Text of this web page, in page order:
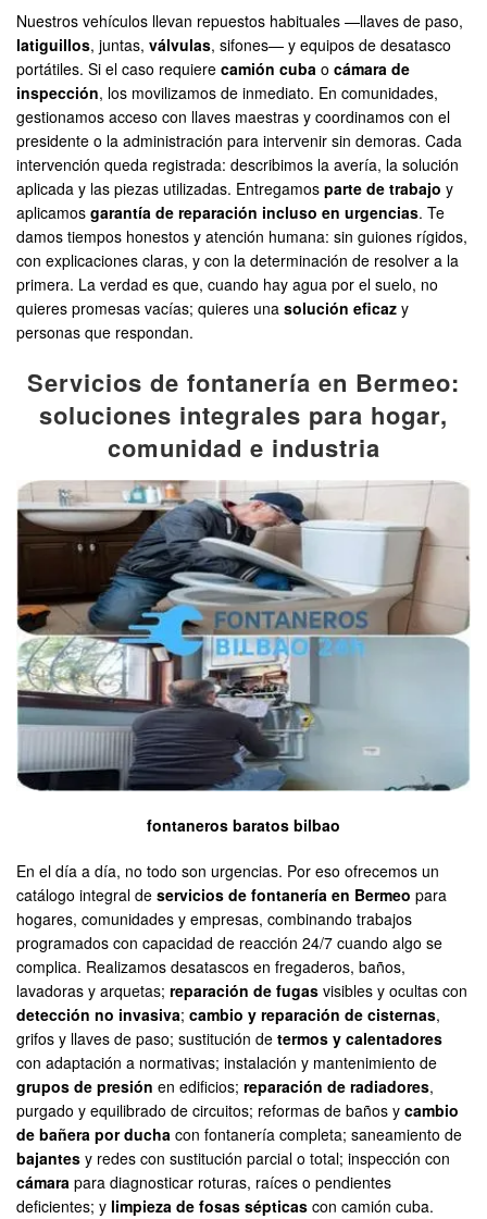
Nuestros vehículos llevan repuestos habituales —llaves de paso,
latiguillos, juntas, válvulas, sifones— y equipos de desatasco
portátiles. Si el caso requiere camión cuba o cámara de
inspección, los movilizamos de inmediato. En comunidades,
gestionamos acceso con llaves maestras y coordinamos con el
presidente o la administración para intervenir sin demoras. Cada
intervención queda registrada: describimos la avería, la solución
aplicada y las piezas utilizadas. Entregamos parte de trabajo y
aplicamos garantía de reparación incluso en urgencias. Te
damos tiempos honestos y atención humana: sin guiones rígidos,
con explicaciones claras, y con la determinación de resolver a la
primera. La verdad es que, cuando hay agua por el suelo, no
quieres promesas vacías; quieres una solución eficaz y
personas que respondan.
Servicios de fontanería en Bermeo:
soluciones integrales para hogar,
comunidad e industria
fontaneros baratos bilbao
En el día a día, no todo son urgencias. Por eso ofrecemos un
catálogo integral de servicios de fontanería en Bermeo para
hogares, comunidades y empresas, combinando trabajos
programados con capacidad de reacción 24/7 cuando algo se
complica. Realizamos desatascos en fregaderos, baños,
lavadoras y arquetas; reparación de fugas visibles y ocultas con
detección no invasiva; cambio y reparación de cisternas,
grifos y llaves de paso; sustitución de termos y calentadores
con adaptación a normativas; instalación y mantenimiento de
grupos de presión en edificios; reparación de radiadores,
purgado y equilibrado de circuitos; reformas de baños y cambio
de bañera por ducha con fontanería completa; saneamiento de
bajantes y redes con sustitución parcial o total; inspección con
cámara para diagnosticar roturas, raíces o pendientes
deficientes; y limpieza de fosas sépticas con camión cuba.